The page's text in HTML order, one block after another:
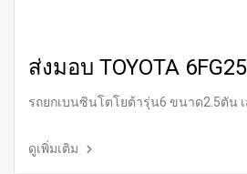
ส่งมอบ TOYOTA
รถยกเบนซินโตโยต้ารุ่น6 ขนาด2.5ตัน เ
ดูเพิ่มเติม